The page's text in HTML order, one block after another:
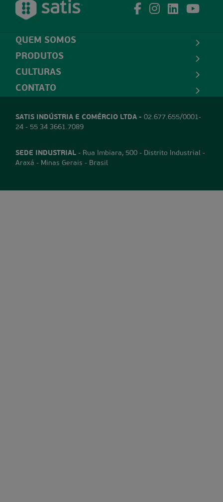
QUEM SOMOS
PRODUTOS
CULTURAS
CONTATO
SATIS INDÚSTRIA E COMÉRCIO LTDA - 02.677.655/0001-
24 - 55 34 3661.7089
SEDE INDUSTRIAL - Rua Imbiara, 500 - Distrito Industrial -
Araxá - Minas Gerais - Brasil